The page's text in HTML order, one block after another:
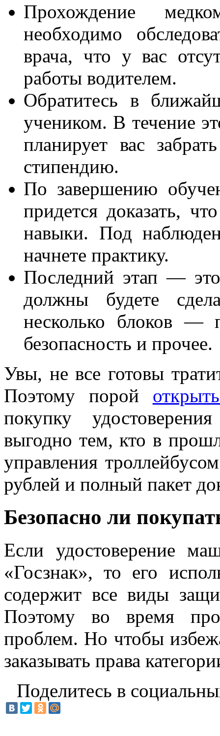
Прохождение
необходимо
врача, что у вас
работы водителем.
Обратитесь в
учеником. В течение
планирует вас
стипендию.
По завершению
придется доказать,
навыки. Под
начнете практику.
Последний этап —
должны будете
несколько блоков —
безопасность и прочее.
Увы, не все готовы
Поэтому порой
покупку
выгодно тем, кто в
управления
рублей и полный пакет
Безопасно ли
Если удостоверение
«Госзнак», то его
содержит все виды
Поэтому во время
проблем. Но чтобы
заказывать права
Поделитесь в